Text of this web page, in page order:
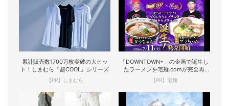
累計販売数1700万枚突破の大ヒッ
ト！しまむら『超COOL』シリーズ
【PR】しまむら
「DOWNTOWN+」の企画で誕生し
たラーメンを宅麺.comが完全再
現！
【PR】宅麺